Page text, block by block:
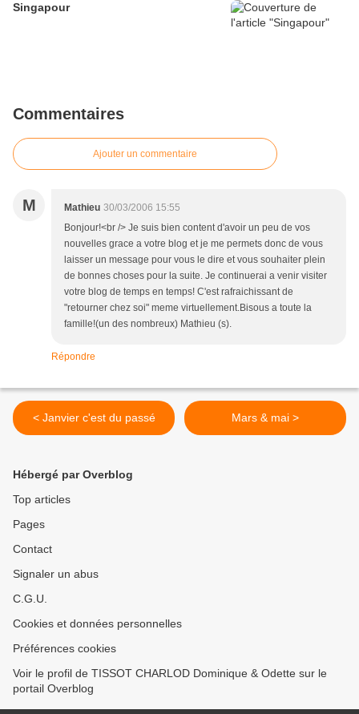
Singapour
Commentaires
Ajouter un commentaire
M Mathieu 30/03/2006 15:55
Bonjour!<br /> Je suis bien content d'avoir un peu de vos
nouvelles grace a votre blog et je me permets donc de vous
laisser un message pour vous le dire et vous souhaiter plein
de bonnes choses pour la suite. Je continuerai a venir visiter
votre blog de temps en temps! C'est rafraichissant de
"retourner chez soi" meme virtuellement.Bisous a toute la
famille!(un des nombreux) Mathieu (s).
Répondre
< Janvier c'est du passé Mars & mai >
Hébergé par Overblog
Top articles
Pages
Contact
Signaler un abus
C.G.U.
Cookies et données personnelles
Préférences cookies
Voir le profil de TISSOT CHARLOD Dominique & Odette sur le
portail Overblog